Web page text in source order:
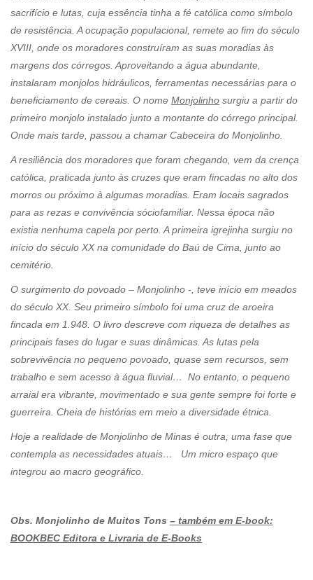
sacrifício e lutas, cuja essência tinha a fé católica como símbolo
de resistência. A ocupação populacional, remete ao fim do século
XVIII, onde os moradores construíram as suas moradias às
margens dos córregos. Aproveitando a água abundante,
instalaram monjolos hidráulicos, ferramentas necessárias para o
beneficiamento de cereais. O nome Monjolinho surgiu a partir do
primeiro monjolo instalado junto a montante do córrego principal.
Onde mais tarde, passou a chamar Cabeceira do Monjolinho.
A resiliência dos moradores que foram chegando, vem da crença
católica, praticada junto às cruzes que eram fincadas no alto dos
morros ou próximo à algumas moradias. Eram locais sagrados
para as rezas e convivência sóciofamiliar. Nessa época não
existia nenhuma capela por perto. A primeira igrejinha surgiu no
início do século XX na comunidade do Baú de Cima, junto ao
cemitério.
O surgimento do povoado – Monjolinho -, teve início em meados
do século XX. Seu primeiro símbolo foi uma cruz de aroeira
fincada em 1.948. O livro descreve com riqueza de detalhes as
principais fases do lugar e suas dinâmicas. As lutas pela
sobrevivência no pequeno povoado, quase sem recursos, sem
trabalho e sem acesso à água fluvial… No entanto, o pequeno
arraial era vibrante, movimentado e sua gente sempre foi forte e
guerreira. Cheia de histórias em meio a diversidade étnica.
Hoje a realidade de Monjolinho de Minas é outra, uma fase que
contempla as necessidades atuais… Um micro espaço que
integrou ao macro geográfico.
Obs. Monjolinho de Muitos Tons – também em E-book:
BOOKBEC Editora e Livraria de E-Books